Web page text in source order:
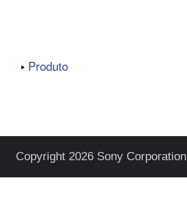
Produto
Copyright 2026 Sony Corporation